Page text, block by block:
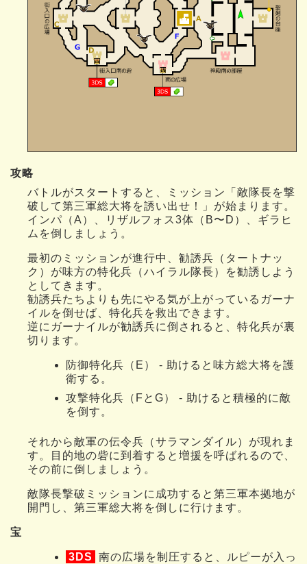
攻略
バトルがスタートすると、ミッション「敵隊長を撃
破して第三軍総大将を誘い出せ！」が始まります。
インパ（A）、リザルフォス3体（B〜D）、ギラヒ
ムを倒しましょう。
最初のミッションが進行中、勧誘兵（タートナッ
ク）が味方の特化兵（ハイラル隊長）を勧誘しよう
としてきます。
勧誘兵たちよりも先にやる気が上がっているガーナ
イルを倒せば、特化兵を救出できます。
逆にガーナイルが勧誘兵に倒されると、特化兵が裏
切ります。
防御特化兵（E） - 助けると味方総大将を護
衛する。
攻撃特化兵（FとG） - 助けると積極的に敵
を倒す。
それから敵軍の伝令兵（サラマンダイル）が現れま
す。目的地の砦に到着すると増援を呼ばれるので、
その前に倒しましょう。
敵隊長撃破ミッションに成功すると第三軍本拠地が
開門し、第三軍総大将を倒しに行けます。
宝
3DS
南の広場を制圧すると、ルピーが入っ